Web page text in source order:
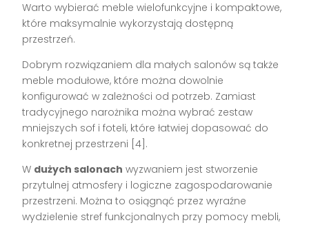
Warto wybierać meble wielofunkcyjne i kompaktowe,
które maksymalnie wykorzystają dostępną
przestrzeń.
Dobrym rozwiązaniem dla małych salonów są także
meble modułowe, które można dowolnie
konfigurować w zależności od potrzeb. Zamiast
tradycyjnego narożnika można wybrać zestaw
mniejszych sof i foteli, które łatwiej dopasować do
konkretnej przestrzeni [4].
W dużych salonach wyzwaniem jest stworzenie
przytulnej atmosfery i logiczne zagospodarowanie
przestrzeni. Można to osiągnąć przez wyraźne
wydzielenie stref funkcjonalnych przy pomocy mebli,